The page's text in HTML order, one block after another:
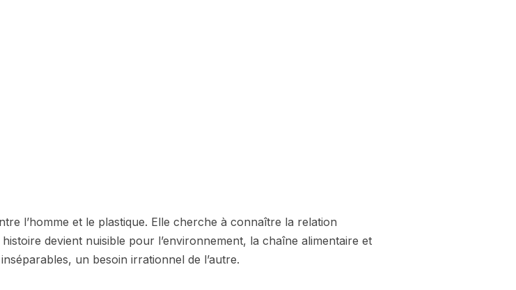
l’homme et le plastique. Elle cherche à connaître la relation
devient nuisible pour l’environnement, la chaîne alimentaire et
un besoin irrationnel de l’autre.